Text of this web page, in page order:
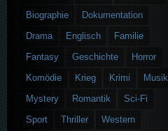
Biographie
Dokumentation
Drama
Englisch
Familie
Fantasy
Geschichte
Horror
Komödie
Krieg Krimi
Musik
Mystery
Romantik
Sci-Fi
Sport
Thriller
Western